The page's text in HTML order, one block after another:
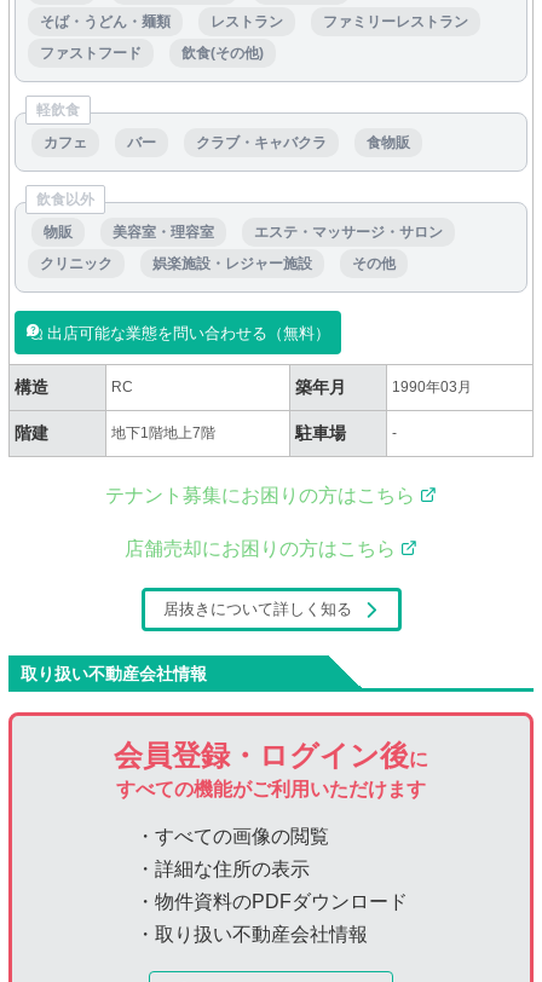
そば・うどん・麺類
レストラン
ファミリーレストラン
ファストフード
飲食(その他)
軽飲食
カフェ
バー クラブ・キャバクラ 食物販
飲食以外
物販
美容室・理容室
エステ・マッサージ・サロン
クリニック
娯楽施設・レジャー施設 その他
出店可能な業態を問い合わせる（無料）
構造 RC 築年月 1990年03月
階建 地下1階地上7階 駐車場 -
テナント募集にお困りの方はこちら
店舗売却にお困りの方はこちら
居抜きについて詳しく知る
取り扱い不動産会社情報
会員登録・ログイン後に
すべての機能がご利用いただけます
・すべての画像の閲覧
・詳細な住所の表示
・物件資料のPDFダウンロード
・取り扱い不動産会社情報